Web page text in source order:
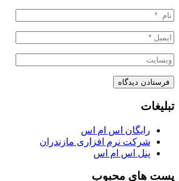
تبلیغات
رایگان اس ام اس
شرکت نرم افزاری مازندران
پنل اس ام اس
پست های محبوب